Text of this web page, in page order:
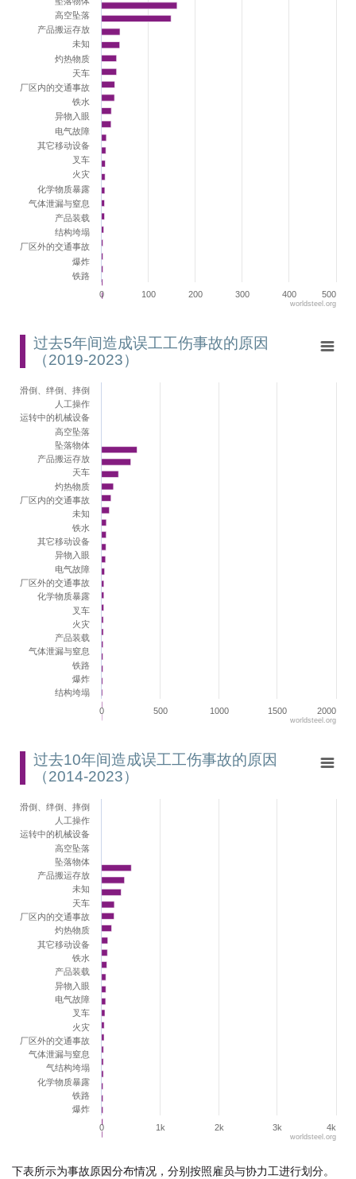
高空坠落
产品搬运存放
未知
灼热物质
天车
厂区内的交通事故
铁水
异物入眼
电气故障
其它移动设备
叉车
火灾
化学物质暴露
气体泄漏与窒息
产品装载
结构垮塌
厂区外的交通事故
爆炸
铁路
0
100 200 300 400 500
worldsteel.org
过去5年间造成误工工伤事故的原因（2019-2023）
Bar chart with 23 bars.
View as data table, 过去5年间造成误工工伤事故的原因（2019-
The chart has 1 X axis displaying categories.
The chart has 1 Y axis displaying values. Range: 0 to 2000.
滑倒、绊倒、摔倒
人工操作
运转中的机械设备
高空坠落
坠落物体
产品搬运存放
天车
灼热物质
厂区内的交通事故
未知
铁水
其它移动设备
异物入眼
电气故障
厂区外的交通事故
化学物质暴露
叉车
火灾
产品装载
气体泄漏与窒息
铁路
爆炸
结构垮塌
0
500 1000 1500 2000
worldsteel.org
过去5年间造成误工工伤事故的原因
（2019-2023）
过去10年间造成误工工伤事故的原因（2014-2023）
Bar chart with 23 bars.
View as data table, 过去10年间造成误工工伤事故的原因（2014-
The chart has 1 X axis displaying categories.
The chart has 1 Y axis displaying values. Range: 0 to 4000.
滑倒、绊倒、摔倒
人工操作
运转中的机械设备
高空坠落
坠落物体
产品搬运存放
未知
天车
厂区内的交通事故
灼热物质
其它移动设备
铁水
产品装载
异物入眼
电气故障
叉车
火灾
厂区外的交通事故
气体泄漏与窒息
气结构垮塌
化学物质暴露
铁路
爆炸
0
1k 2k 3k 4k
worldsteel.org
过去10年间造成误工工伤事故的原因
（2014-2023）
下表所示为事故原因分布情况，分别按照雇员与协力工进行划分。